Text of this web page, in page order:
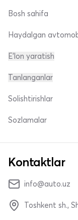
Bosh sahifa
Haydalgan
E'lon yaratish
Tanlanganlar
Solishtirishlar
Sozlamalar
Kontaktlar
info@auto.uz
Toshkent sh.,